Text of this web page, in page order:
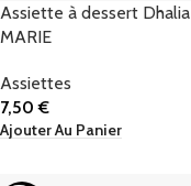
Assiette à dessert Dhalia
MARIE
Assiettes
7,50€
Ajouter Au Panier